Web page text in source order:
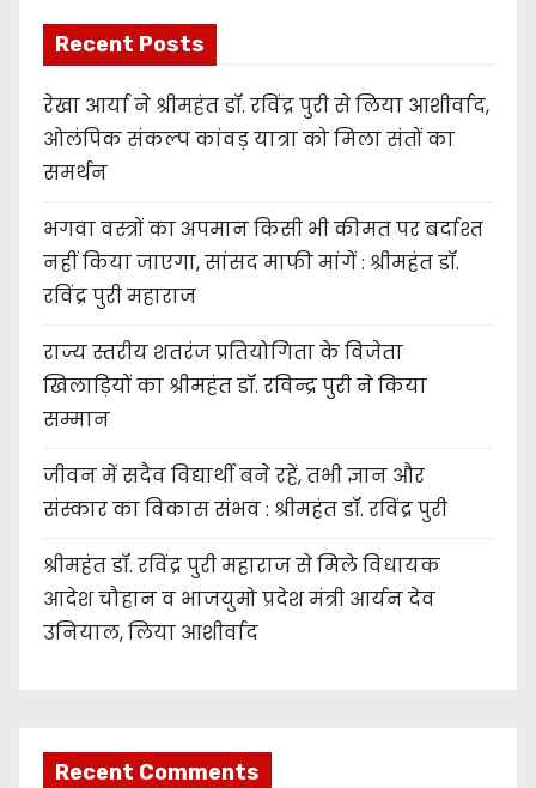
Recent Posts
रेखा आर्या ने श्रीमहंत डॉ. रविंद्र पुरी से लिया आशीर्वाद,
ओलंपिक संकल्प कांवड़ यात्रा को मिला संतों का
समर्थन
भगवा वस्त्रों का अपमान किसी भी कीमत पर बर्दाश्त
नहीं किया जाएगा, सांसद माफी मांगें : श्रीमहंत डॉ.
रविंद्र पुरी महाराज
राज्य स्तरीय शतरंज प्रतियोगिता के विजेता
खिलाड़ियों का श्रीमहंत डॉ. रविन्द्र पुरी ने किया
सम्मान
जीवन में सदैव विद्यार्थी बने रहें, तभी ज्ञान और
संस्कार का विकास संभव : श्रीमहंत डॉ. रविंद्र पुरी
श्रीमहंत डॉ. रविंद्र पुरी महाराज से मिले विधायक
आदेश चौहान व भाजयुमो प्रदेश मंत्री आर्यन देव
उनियाल, लिया आशीर्वाद
Recent Comments